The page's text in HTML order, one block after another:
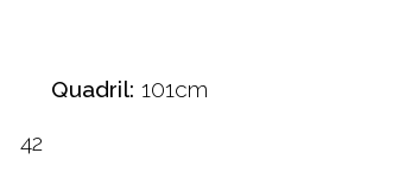
Quadril: 101cm
42